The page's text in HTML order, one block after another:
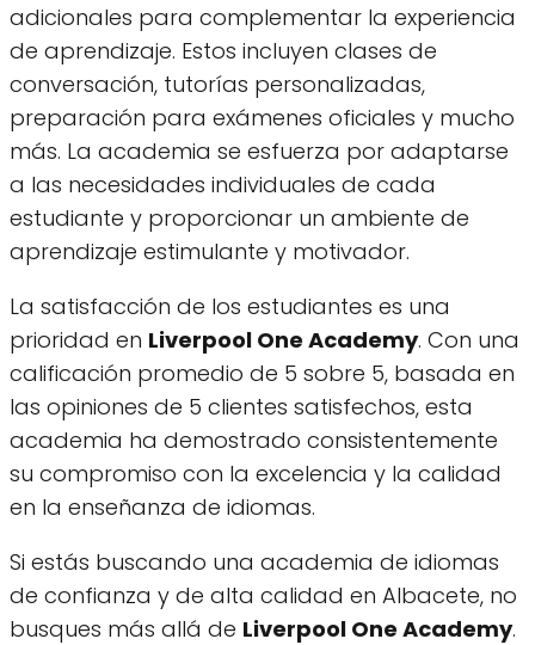
adicionales para complementar la experiencia
de aprendizaje. Estos incluyen clases de
conversación, tutorías personalizadas,
preparación para exámenes oficiales y mucho
más. La academia se esfuerza por adaptarse
a las necesidades individuales de cada
estudiante y proporcionar un ambiente de
aprendizaje estimulante y motivador.
La satisfacción de los estudiantes es una
prioridad en Liverpool One Academy. Con una
calificación promedio de 5 sobre 5, basada en
las opiniones de 5 clientes satisfechos, esta
academia ha demostrado consistentemente
su compromiso con la excelencia y la calidad
en la enseñanza de idiomas.
Si estás buscando una academia de idiomas
de confianza y de alta calidad en Albacete, no
busques más allá de Liverpool One Academy.